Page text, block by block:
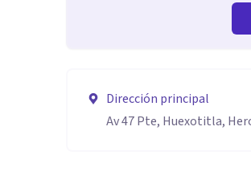
Dirección principal
Av 47 Pte, Huexotitla,